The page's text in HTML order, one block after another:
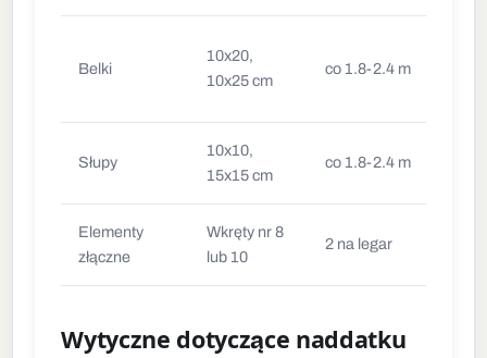
Belki
10x20,
10x25 cm
co 1.8-2.4 m
Słupy
10x10,
15x15 cm
co 1.8-2.4 m
Elementy
złączne
Wkręty nr 8
lub 10
2 na legar
Wytyczne dotyczące naddatku